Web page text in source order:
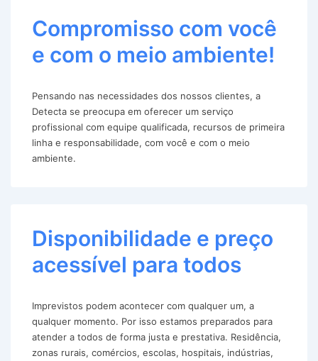
Compromisso com você
e com o meio ambiente!
Pensando nas necessidades dos nossos clientes, a
Detecta se preocupa em oferecer um serviço
profissional com equipe qualificada, recursos de primeira
linha e responsabilidade, com você e com o meio
ambiente.
Disponibilidade e preço
acessível para todos
Imprevistos podem acontecer com qualquer um, a
qualquer momento. Por isso estamos preparados para
atender a todos de forma justa e prestativa. Residência,
zonas rurais, comércios, escolas, hospitais, indústrias,